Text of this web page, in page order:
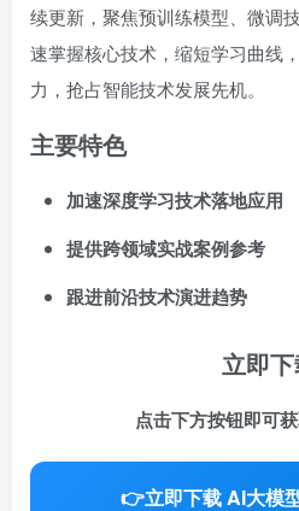
续更新，聚焦预训练模型、微调
速掌握核心技术，缩短学习曲线
力，抢占智能技术发展先机。
主要特色
加速深度学习技术落地应用
提供跨领域实战案例参考
跟进前沿技术演进趋势
立即
点击下方按钮即可
👉立即下载 AI大模